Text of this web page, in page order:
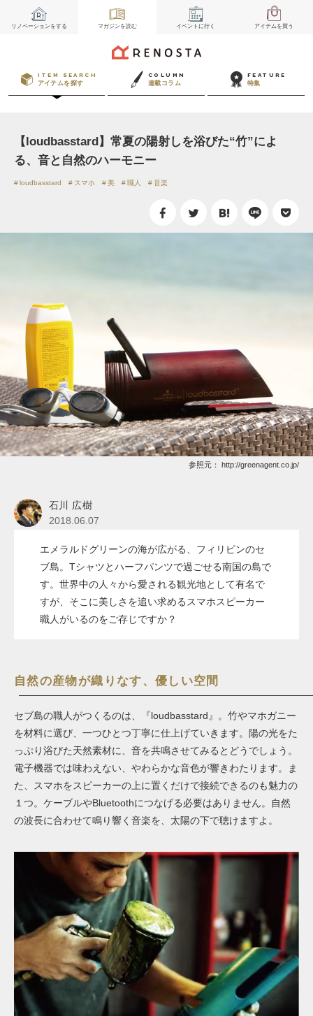
リノベーションをする マガジンを読む イベント に行く アイテムを買う
ITEM SEARCH
アイテムを探す
COLUMN
連載コラム
FEATURE
特集
【loudbasstard】常夏の陽射しを浴びた“竹”によ
る、音と自然のハーモニー
loudbasstard スマホ 美 職人 音楽
参照元： http://greenagent.co.jp/
石川 広樹
2018.06.07
エメラルドグリーンの海が広がる、フィリピンのセ
ブ島。Tシャツとハーフパンツで過ごせる南国の島で
す。世界中の人々から愛される観光地として有名で
すが、そこに美しさを追い求めるスマホスピーカー
職人がいるのをご存じですか？
自然の産物が織りなす、優しい空間
セブ島の職人がつくるのは、『loudbasstard』。竹やマホガニー
を材料に選び、一つひとつ丁寧に仕上げていきます。陽の光をた
っぷり浴びた天然素材に、音を共鳴させてみるとどうでしょう。
電子機器では味わえない、やわらかな音色が響きわたります。ま
た、スマホをスピーカーの上に置くだけで接続できるのも魅力の
１つ。ケーブルやBluetoothにつなげる必要はありません。自然
の波長に合わせて鳴り響く音楽を、太陽の下で聴けますよ。